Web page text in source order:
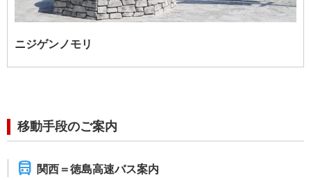
ニジゲンノモリ
移動手段のご案内
directions_bus 関西＝徳島高速バス案内